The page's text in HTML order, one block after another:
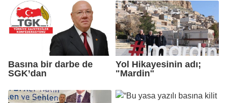
Basına bir darbe de
SGK’dan
Yol Hikayesinin adı;
"Mardin"